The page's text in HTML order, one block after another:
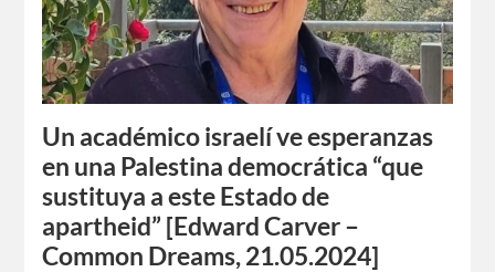
Un académico israelí ve esperanzas
en una Palestina democrática “que
sustituya a este Estado de
apartheid” [Edward Carver –
Common Dreams, 21.05.2024]